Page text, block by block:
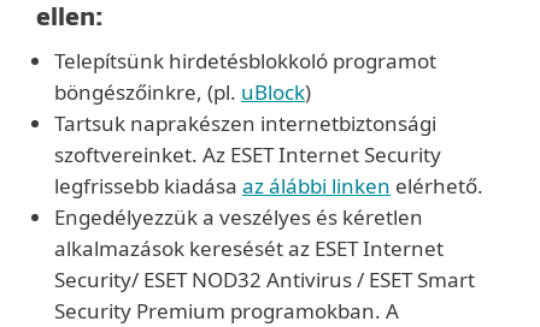
ellen:
Telepítsünk hirdetésblokkoló programot
böngészőinkre, (pl. uBlock)
Tartsuk naprakészen internetbiztonsági
szoftvereinket. Az ESET Internet Security
legfrissebb kiadása az álábbi linken elérhető.
Engedélyezzük a veszélyes és kéretlen
alkalmazások keresését az ESET Internet
Security/ ESET NOD32 Antivirus / ESET Smart
Security Premium programokban. A